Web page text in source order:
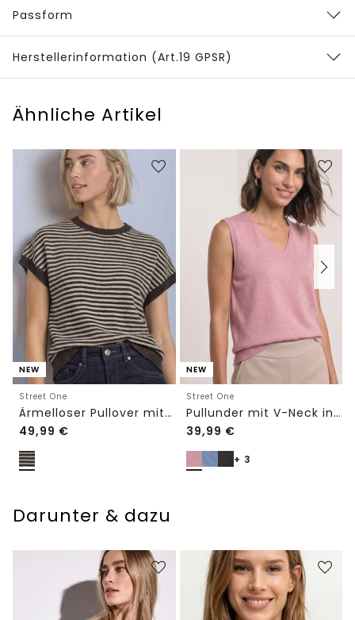
Passform
Herstellerinformation (Art.19 GPSR)
Ähnliche Artikel
NEW
Street One
Ärmelloser Pullover mit Rundhals
49,99 €
NEW
Street One
Pullunder mit V-Neck in Unifarbe
39,99 €
+ 3
Darunter & dazu